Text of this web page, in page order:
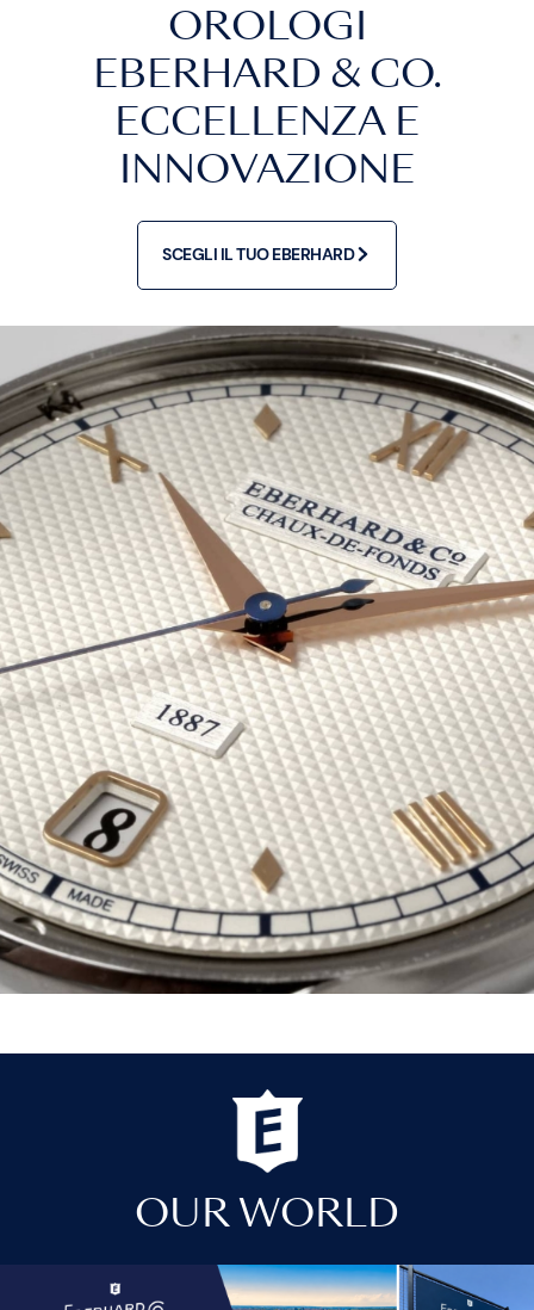
OROLOGI
EBERHARD & CO.
ECCELLENZA E
INNOVAZIONE
SCEGLI IL TUO EBERHARD
OUR WORLD